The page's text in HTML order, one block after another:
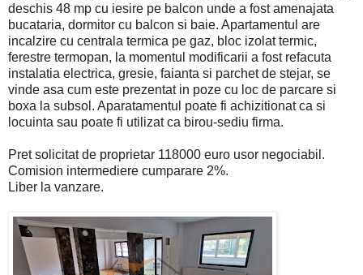
deschis 48 mp cu iesire pe balcon unde a fost amenajata
bucataria, dormitor cu balcon si baie. Apartamentul are
incalzire cu centrala termica pe gaz, bloc izolat termic,
ferestre termopan, la momentul modificarii a fost refacuta
instalatia electrica, gresie, faianta si parchet de stejar, se
vinde asa cum este prezentat in poze cu loc de parcare si
boxa la subsol. Aparatamentul poate fi achizitionat ca si
locuinta sau poate fi utilizat ca birou-sediu firma.
Pret solicitat de proprietar 118000 euro usor negociabil.
Comision intermediere cumparare 2%.
Liber la vanzare.